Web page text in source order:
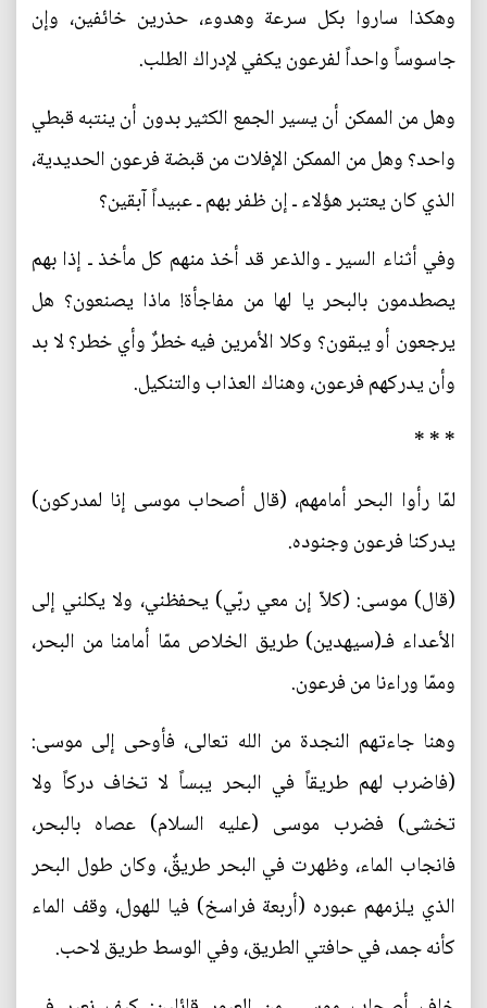
وهكذا ساروا بكل سرعة وهدوء، حذرين خائفين، وإن
جاسوساً واحداً لفرعون يكفي لإدراك الطلب.
وهل من الممكن أن يسير الجمع الكثير بدون أن ينتبه قبطي
واحد؟ وهل من الممكن الإفلات من قبضة فرعون الحديدية،
الذي كان يعتبر هؤلاء ـ إن ظفر بهم ـ عبيداً آبقين؟
وفي أثناء السير ـ والذعر قد أخذ منهم كل مأخذ ـ إذا بهم
يصطدمون بالبحر يا لها من مفاجأة! ماذا يصنعون؟ هل
يرجعون أو يبقون؟ وكلا الأمرين فيه خطرٌ وأي خطر؟ لا بد
وأن يدركهم فرعون، وهناك العذاب والتنكيل.
* * *
لمّا رأوا البحر أمامهم، (قال أصحاب موسى إنا لمدركون)
يدركنا فرعون وجنوده.
(قال) موسى: (كلاّ إن معي ربّي) يحفظني، ولا يكلني إلى
الأعداء فـ(سيهدين) طريق الخلاص ممّا أمامنا من البحر،
وممّا وراءنا من فرعون.
وهنا جاءتهم النجدة من الله تعالى، فأوحى إلى موسى:
(فاضرب لهم طريقاً في البحر يبساً لا تخاف دركاً ولا
تخشى) فضرب موسى (عليه السلام) عصاه بالبحر،
فانجاب الماء، وظهرت في البحر طريقٌ، وكان طول البحر
الذي يلزمهم عبوره (أربعة فراسخ) فيا للهول، وقف الماء
كأنه جمد، في حافتي الطريق، وفي الوسط طريق لاحب.